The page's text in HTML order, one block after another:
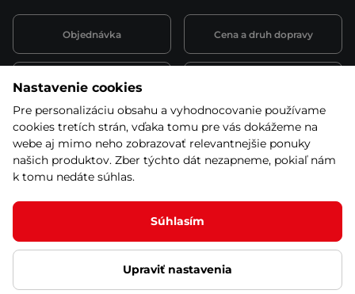
Objednávka Cena a druh dopravy
Spôsob platby
Montáž a servis Reklamácie a záruka
Kariéra
© 2026 Stores inSPORTline SK, s.r.o. Všetky práva vyhradené
Ochrana osobných údajov Nastavenie cookies
Nastavenie cookies
Pre personalizáciu obsahu a vyhodnocovanie používame
cookies tretích strán, vďaka tomu pre vás dokážeme na
webe aj mimo neho zobrazovať relevantnejšie ponuky
našich produktov. Zber týchto dát nezapneme, pokiaľ nám
k tomu nedáte súhlas.
Súhlasím
Upraviť nastavenia